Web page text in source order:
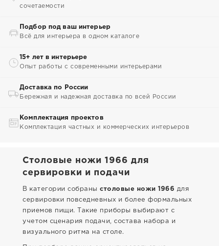
сочетаемости
Подбор под ваш интерьер
Всё для интерьера в одном каталоге
15+ лет в интерьере
Опыт работы с современными интерьерами
Доставка по России
Бережная и надежная доставка по всей России
Комплектация проектов
Комплектация частных и коммерческих интерьеров
Столовые ножи 1966 для
сервировки и подачи
В категории собраны столовые ножи 1966 для
сервировки повседневных и более формальных
приемов пищи. Такие приборы выбирают с
учетом сценария подачи, состава набора и
визуального ритма на столе.